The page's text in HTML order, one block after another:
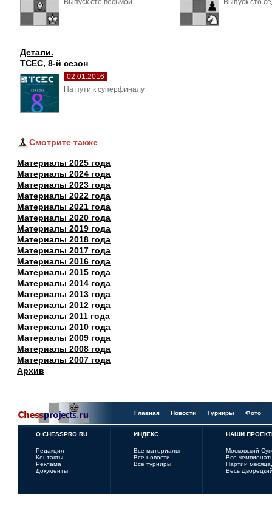
Выпуск сто восьмой
Выпуск сто
Детали.
TCEC, 8-й сезон
02.01.2016
На пути к суперфиналу
Смотрите также
Материалы 2025 года
Материалы 2024 года
Материалы 2023 года
Материалы 2022 года
Материалы 2021 года
Материалы 2020 года
Материалы 2019 года
Материалы 2018 года
Материалы 2017 года
Материалы 2016 года
Материалы 2015 года
Материалы 2014 года
Материалы 2013 года
Материалы 2012 года
Материалы 2011 года
Материалы 2010 года
Материалы 2009 года
Материалы 2008 года
Материалы 2007 года
Архив
Главная Новости Турниры Фото
О CHESSPRO.RU
Редакция
Контакты
Реклама
Документы
ИНДЕКС
Все материалы
Все новости
Все турниры
НАШИ
Московский
Все
Партии
Весь